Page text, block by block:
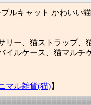
ルキャット かわいい
リー、猫ストラップ、
イルケース、猫マルチ
マル雑貨(猫)】